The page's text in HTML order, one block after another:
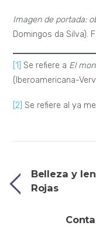
Imagen de portada:
Domingos da Silva).
[1] Se refiere a El
(Iberoamericana-
[2] Se refiere al ya
Belleza y
Rojas